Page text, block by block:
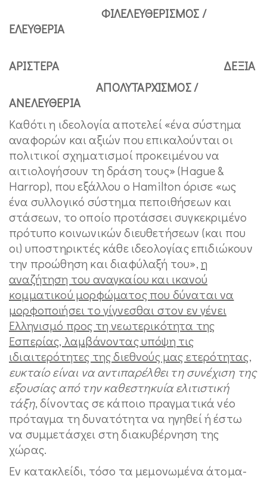
ΦΙΛΕΛΕΥΘΕΡΙΣΜΟΣ /
ΕΛΕΥΘΕΡΙΑ
ΑΡΙΣΤΕΡΑ ΔΕΞΙΑ
ΑΠΟΛΥΤΑΡΧΙΣΜΟΣ /
ΑΝΕΛΕΥΘΕΡΙΑ
Καθότι η ιδεολογία αποτελεί «ένα σύστημα
αναφορών και αξιών που επικαλούνται οι
πολιτικοί σχηματισμοί προκειμένου να
αιτιολογήσουν τη δράση τους» (Hague &
Harrop), που εξάλλου ο Hamilton όρισε «ως
ένα συλλογικό σύστημα πεποιθήσεων και
στάσεων, το οποίο προτάσσει συγκεκριμένο
πρότυπο κοινωνικών διευθετήσεων (και που
οι) υποστηρικτές κάθε ιδεολογίας επιδιώκουν
την προώθηση και διαφύλαξή του»,η
αναζήτηση του αναγκαίου και ικανού
κομματικού μορφώματος που δύναται να
μορφοποιήσει το γίγνεσθαι στον εν γένει
Ελληνισμό προς τη νεωτερικότητα της
Εσπερίας, λαμβάνοντας υπόψη τις
ιδιαιτερότητες της διεθνούς μας ετερότητας,
ευκταίο είναι να αντιπαρέλθει τη συνέχιση της
εξουσίας από την καθεστηκυία ελιτιστική
τάξη, δίνοντας σε κάποιο πραγματικά νέο
πρόταγμα τη δυνατότητα να ηγηθεί ή έστω
να συμμετάσχει στη διακυβέρνηση της
χώρας.
Εν κατακλείδι, τόσο τα μεμονωμένα άτομα-